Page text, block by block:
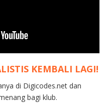
KEMBALI LAGI!
di Digicodes.net dan
bagi klub.